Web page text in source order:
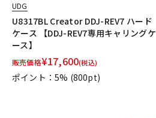
UDG
U8317BL Creator DDJ-REV7 ハード
ケース 【DDJ-REV7専用キャリングケ
ース】
販売価格¥17,600(税込)
ポイント：5% (800pt)